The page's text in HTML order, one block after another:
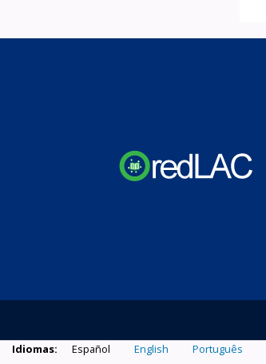
Idiomas: Español English Português